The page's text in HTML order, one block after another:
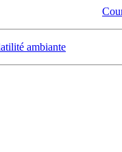
ambiante